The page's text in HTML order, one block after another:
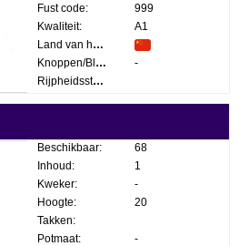
Fust code:
999
Kwaliteit:
A1
Land van herkomst:
Knoppen/Bloemen:
-
Rijpheidsstadium:
Beschikbaar:
68
Inhoud:
1
Kweker:
-
Hoogte:
20
Takken:
Potmaat:
-